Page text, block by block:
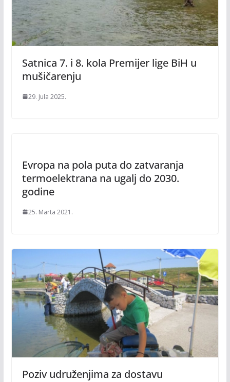
Satnica 7. i 8. kola Premijer lige BiH u
mušičarenju
29. Jula 2025.
Evropa na pola puta do zatvaranja
termoelektrana na ugalj do 2030.
godine
25. Marta 2021.
Poziv udruženjima za dostavu